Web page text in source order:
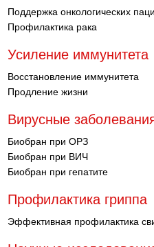
Поддержка онкологических
Профилактика рака
Усиление иммунитета
Восстановление иммунитета
Продление жизни
Вирусные
Биобран при ОРЗ
Биобран при ВИЧ
Биобран при гепатите
Профилактика гриппа
Эффективная профилактика